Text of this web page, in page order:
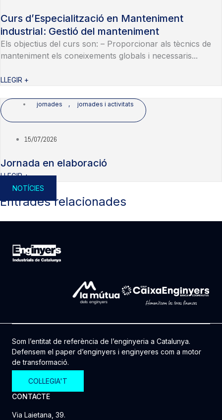
Curs d’Especialització en Manteniment
industrial: Gestió del manteniment
Els objectius del curs son: – Proporcionar als tècnics de
manteniment els coneixements globals i necessaris...
LLEGIR +
jornades , jornades i activitats
15/07/2026
Jornada en elaboració
LLEGIR +
NOTÍCIES
Entrades relacionades
Som l’entitat de referència de l’enginyeria a Catalunya.
Defensem el paper d’enginyers i enginyeres com a motor
de transformació.
COL·LEGIA'T
CONTACTE
Via Laietana, 39.